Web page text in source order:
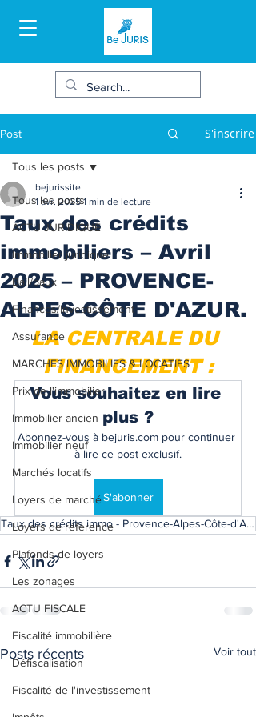
Post S'inscrire
Tous les posts
ACTU JURIDIQUE
Immobilier juridique
Bail/baux
Finances/Investissement
Assurance
MARCHES IMMOBILIES & LOCATIFS
Prix de l'immobilier
Immobilier ancien
Immobilier neuf
Marchés locatifs
Loyers de marché
Loyers de référence
Plafonds de loyers
Les zonages
ACTU FISCALE
Fiscalité immobilière
Défiscalisation
Fiscalité de l'investissement
Tous les posts
Taux des crédits
immobiliers – Avril
2025 – PROVENCE-
ALPES-CÔTE D'AZUR.
bejurissite
1 avr. 2025 1 min de lecture
LA CENTRALE DU
FINANCEMENT :
Vous souhaitez en lire
plus ?
Abonnez-vous à bejuris.com pour continuer
à lire ce post exclusif.
S'abonner
Taux des crédits immo - Provence-Alpes-Côte-d'Azur
Posts récents Voir tout